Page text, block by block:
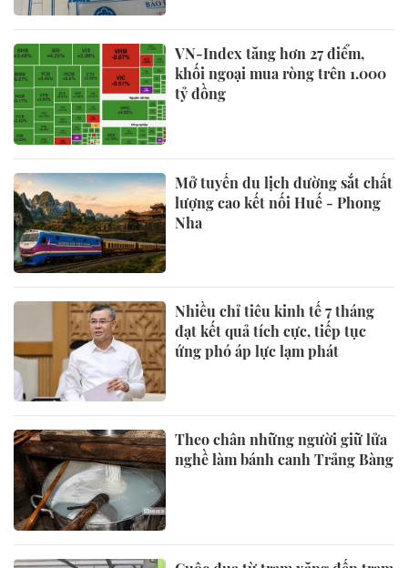
VN-Index tăng hơn 27 điểm,
khối ngoại mua ròng trên 1.000
tỷ đồng
Mở tuyến du lịch đường sắt chất
lượng cao kết nối Huế - Phong
Nha
Nhiều chỉ tiêu kinh tế 7 tháng
đạt kết quả tích cực, tiếp tục
ứng phó áp lực lạm phát
Theo chân những người giữ lửa
nghề làm bánh canh Trảng Bàng